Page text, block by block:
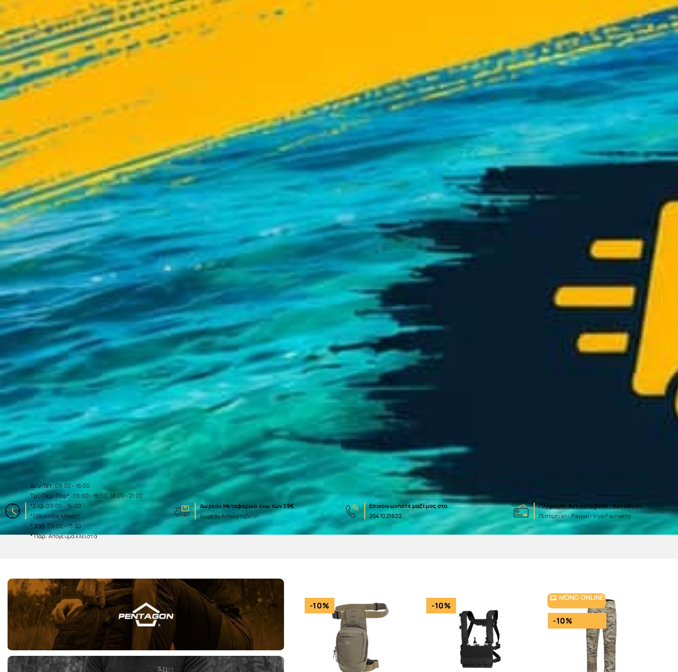
Δευ-Τετ:09:00 – 16:00
Τρί-Πέμ-Παρ*:09:00 – 16:00, 18:00 – 21:00
*Σάβ:09:00 – 16:00
*(Θερινούς Μήνες)
* Σάβ: 09:00 – 15:30
* Παρ:Απόγευμα κλειστά
Δωρεάν Μεταφορικά άνω των 39€
Δωρεάν Αντικαταβολή
Eπικοινωνήστε μαζί μας στο
2541021622
Πληρωμή: Αντικαταβολή - Κατάθεση
Πιστωτική - Paypal - Viva Payments
Tab ID - 30
Tab ID - 31
-10% -10%
ΜΌΝΟ ONLINE!
-10%